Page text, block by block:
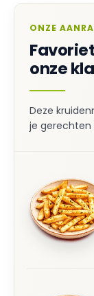
ONZE
onze
Deze
je gerechten